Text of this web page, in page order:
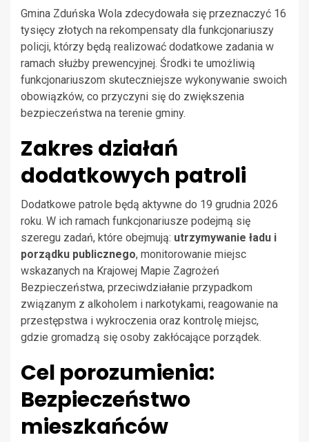
Gmina Zduńska Wola zdecydowała się przeznaczyć 16
tysięcy złotych na rekompensaty dla funkcjonariuszy
policji, którzy będą realizować dodatkowe zadania w
ramach służby prewencyjnej. Środki te umożliwią
funkcjonariuszom skuteczniejsze wykonywanie swoich
obowiązków, co przyczyni się do zwiększenia
bezpieczeństwa na terenie gminy.
Zakres działań
dodatkowych patroli
Dodatkowe patrole będą aktywne do 19 grudnia 2026
roku. W ich ramach funkcjonariusze podejmą się
szeregu zadań, które obejmują: utrzymywanie ładu i
porządku publicznego, monitorowanie miejsc
wskazanych na Krajowej Mapie Zagrożeń
Bezpieczeństwa, przeciwdziałanie przypadkom
związanym z alkoholem i narkotykami, reagowanie na
przestępstwa i wykroczenia oraz kontrolę miejsc,
gdzie gromadzą się osoby zakłócające porządek.
Cel porozumienia:
Bezpieczeństwo
mieszkańców